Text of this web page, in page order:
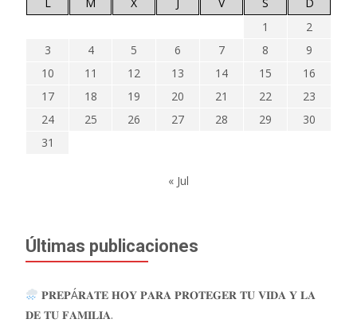
1
2
3
4 5 6 7 8
9
10
11 12 13 14 15
16
17
18 19 20 21 22
23
24
25 26 27 28 29
30
31
« Jul
Últimas publicaciones
𝐏𝐑𝐄𝐏Á𝐑𝐀𝐓𝐄 𝐇𝐎𝐘 𝐏𝐀𝐑𝐀 𝐏𝐑𝐎𝐓𝐄𝐆𝐄𝐑 𝐓𝐔 𝐕𝐈𝐃𝐀 𝐘 𝐋𝐀
𝐃𝐄 𝐓𝐔 𝐅𝐀𝐌𝐈𝐋𝐈𝐀.